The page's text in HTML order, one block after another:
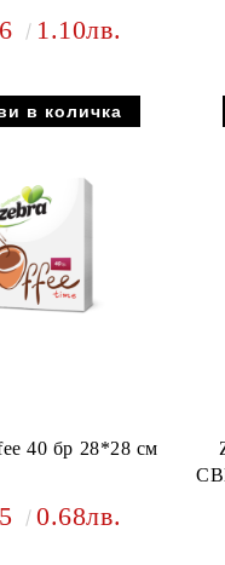
1.10лв.
40 бр 28*28 см
0.68лв.